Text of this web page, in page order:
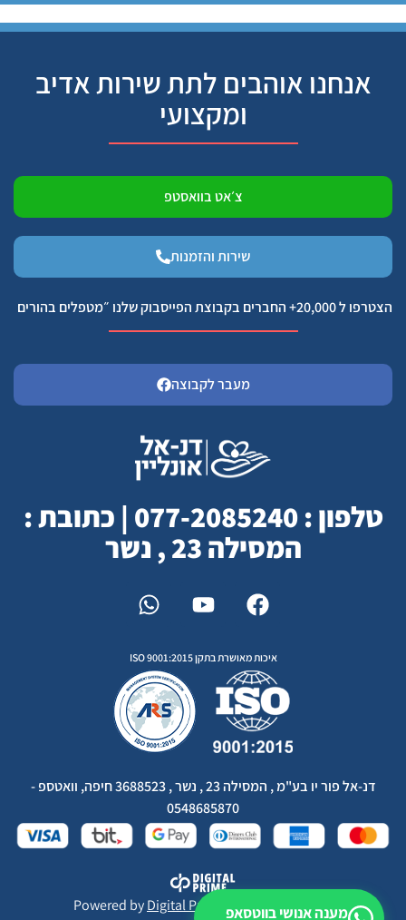
אנחנו אוהבים לתת שירות אדיב
ומקצועי
צ׳אט בוואסטפ
שירות והזמנות
הצטרפו ל 20,000+ החברים בקבוצת הפייסבוק שלנו ״מטפלים בהורים
מעבר לקבוצה
טלפון : 077-2085240 | כתובת :
המסילה 23 , נשר
איכות מאושרת בתקן ISO 9001:2015
דנ-אל פור יו בע"מ , המסילה 23 , נשר , 3688523 חיפה, וואטספ -
0548685870
Powered byDigital Prime Monetization LTD
מענה אנושי בווטסאפ